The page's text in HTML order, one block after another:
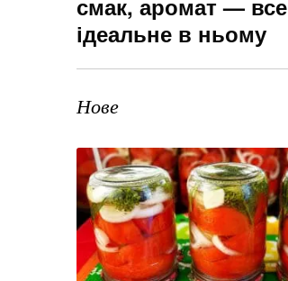
смак, аромат — все
ідеальне в ньому
Нове